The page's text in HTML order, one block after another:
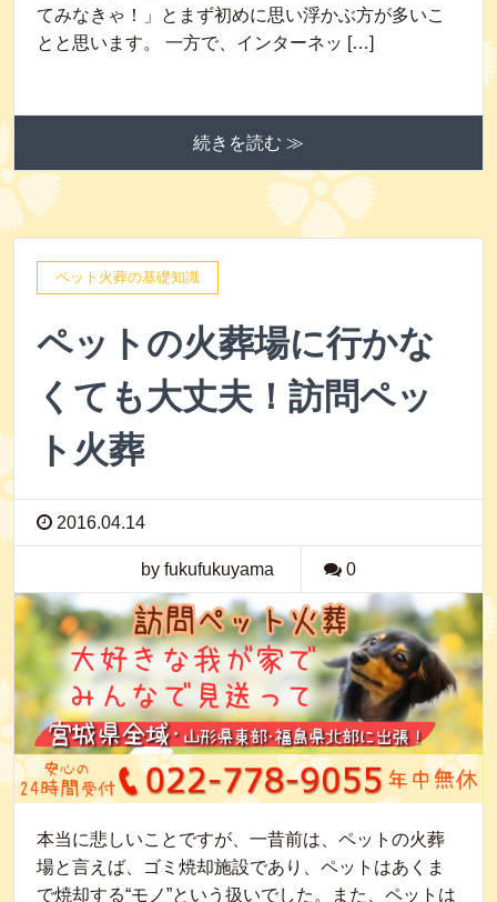
てみなきゃ！」とまず初めに思い浮かぶ方が多いこ
とと思います。 一方で、インターネッ […]
続きを読む ≫
ペット火葬の基礎知識
ペットの火葬場に行かな
くても大丈夫！訪問ペッ
ト火葬
2016.04.14
by fukufukuyama 0
本当に悲しいことですが、一昔前は、ペットの火葬
場と言えば、ゴミ焼却施設であり、ペットはあくま
で焼却する“モノ”という扱いでした。また、ペットは